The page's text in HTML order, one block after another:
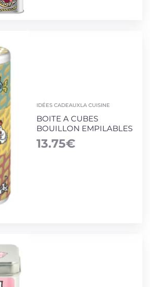
IDÉES CADEAUXLA CUISINE
BOITE A CUBES
BOUILLON EMPILABLES
13.75€